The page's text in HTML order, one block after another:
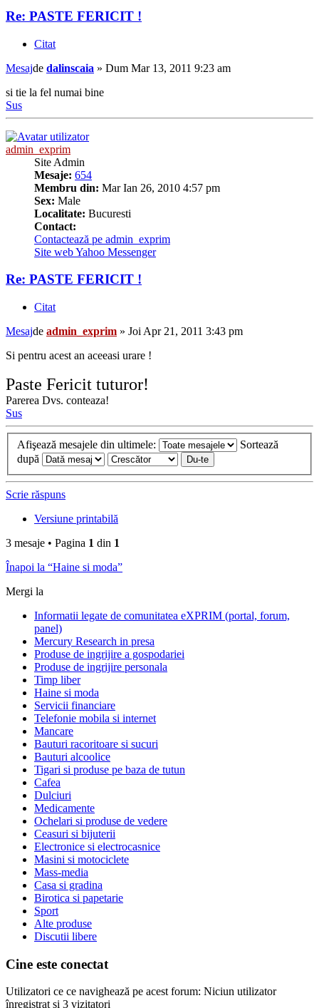
Re: PASTE FERICIT !
Citat
Mesajde dalinscaia » Dum Mar 13, 2011 9:23 am
si tie la fel numai bine
Sus
admin_exprim
Site Admin
Mesaje: 654
Membru din: Mar Ian 26, 2010 4:57 pm
Sex: Male
Localitate: Bucuresti
Contact:
Contactează pe admin_exprim
Site webYahoo Messenger
Re: PASTE FERICIT !
Citat
Mesajde admin_exprim » Joi Apr 21, 2011 3:43 pm
Si pentru acest an aceeasi urare !
Paste Fericit tuturor!
Parerea Dvs. conteaza!
Sus
Afişează mesajele din ultimele:
Sortează
după
Scrie răspuns
Versiune printabilă
3 mesaje • Pagina 1 din 1
Înapoi la “Haine si moda”
Mergi la
Informatii legate de comunitatea eXPRIM (portal, forum,
panel)
Mercury Research in presa
Produse de ingrijire a gospodariei
Produse de ingrijire personala
Timp liber
Haine si moda
Servicii financiare
Telefonie mobila si internet
Mancare
Bauturi racoritoare si sucuri
Bauturi alcoolice
Tigari si produse pe baza de tutun
Cafea
Dulciuri
Medicamente
Ochelari si produse de vedere
Ceasuri si bijuterii
Electronice si electrocasnice
Masini si motociclete
Mass-media
Casa si gradina
Birotica si papetarie
Sport
Alte produse
Discutii libere
Cine este conectat
Utilizatori ce ce navighează pe acest forum: Niciun utilizator
înregistrat și 3 vizitatori